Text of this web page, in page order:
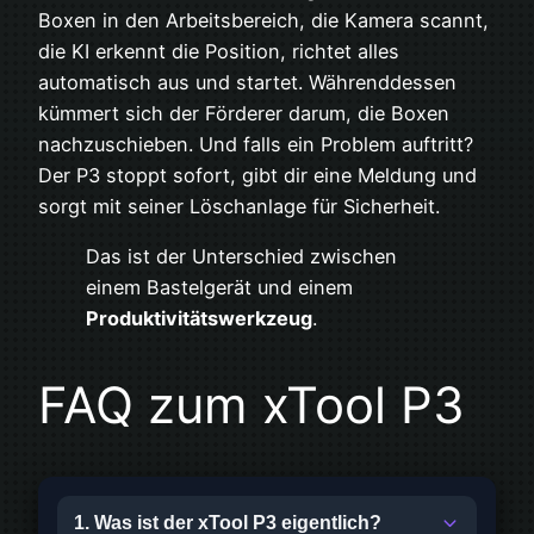
Boxen in den Arbeitsbereich, die Kamera scannt,
die KI erkennt die Position, richtet alles
automatisch aus und startet. Währenddessen
kümmert sich der Förderer darum, die Boxen
nachzuschieben. Und falls ein Problem auftritt?
Der P3 stoppt sofort, gibt dir eine Meldung und
sorgt mit seiner Löschanlage für Sicherheit.
Das ist der Unterschied zwischen
einem Bastelgerät und einem
Produktivitätswerkzeug.
FAQ zum xTool P3
1. Was ist der xTool P3 eigentlich?